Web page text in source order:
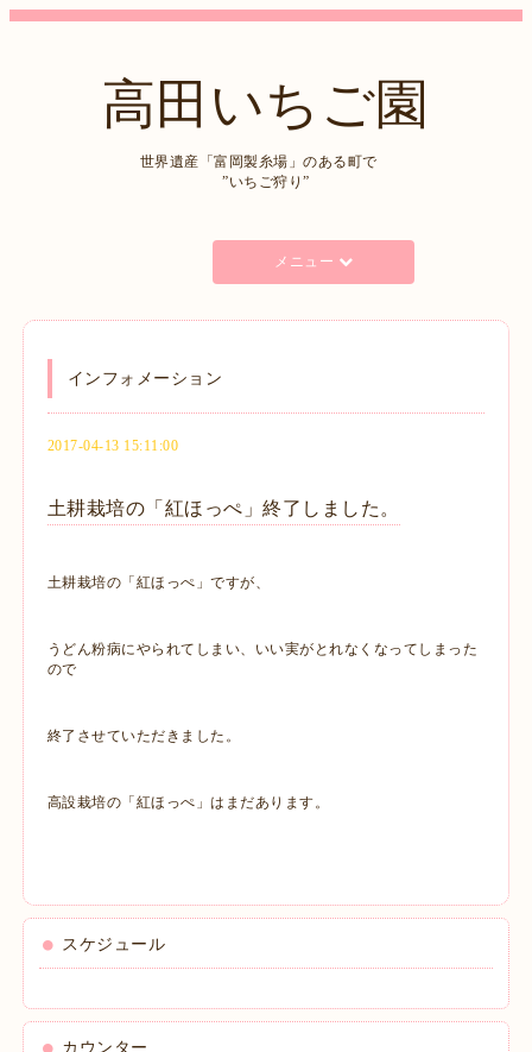
高田いちご園
世界遺産「富岡製糸場」のある町で
”いちご狩り”
メニュー
インフォメーション
2017-04-13 15:11:00
土耕栽培の「紅ほっぺ」終了しました。
土耕栽培の「紅ほっぺ」ですが、
うどん粉病にやられてしまい、いい実がとれなくなってしまった
ので
終了させていただきました。
高設栽培の「紅ほっぺ」はまだあります。
スケジュール
カウンター